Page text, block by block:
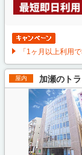
「1ヶ月以上利用
屋内 加瀬のト